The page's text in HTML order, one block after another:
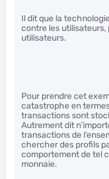
Il dit que la
contre les utilisateurs,
utilisateurs.
Pour prendre cet
catastrophe en
transactions sont
Autrement dit
transactions de
chercher des profils
comportement de tel
monnaie.